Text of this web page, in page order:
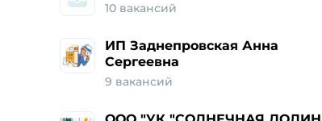
10 вакансий
ИП Заднепровская Анна
Сергеевна
9 вакансий